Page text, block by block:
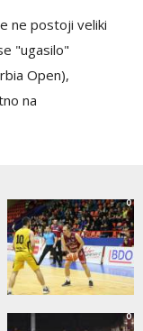
ne postoji veliki
"ugasilo"
Open),
na
0
0